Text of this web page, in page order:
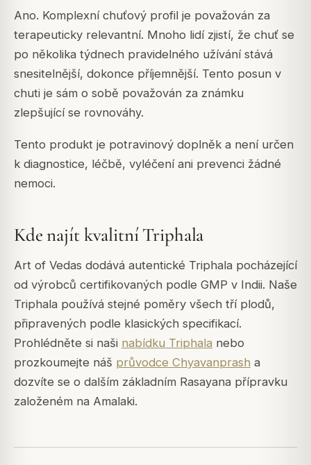
Ano. Komplexní chuťový profil je považován za
terapeuticky relevantní. Mnoho lidí zjistí, že chuť se
po několika týdnech pravidelného užívání stává
snesitelnější, dokonce příjemnější. Tento posun v
chuti je sám o sobě považován za známku
zlepšující se rovnováhy.
Tento produkt je potravinový doplněk a není určen
k diagnostice, léčbě, vyléčení ani prevenci žádné
nemoci.
Kde najít kvalitní Triphala
Art of Vedas dodává autentické Triphala pocházející
od výrobců certifikovaných podle GMP v Indii. Naše
Triphala používá stejné poměry všech tří plodů,
připravených podle klasických specifikací.
Prohlédněte si naši nabídku Triphala nebo
prozkoumejte náš průvodce Chyavanprash a
dozvíte se o dalším základním Rasayana přípravku
založeném na Amalaki.